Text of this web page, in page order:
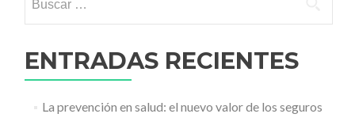
ENTRADAS RECIENTES
La prevención en salud: el nuevo valor de los seguros